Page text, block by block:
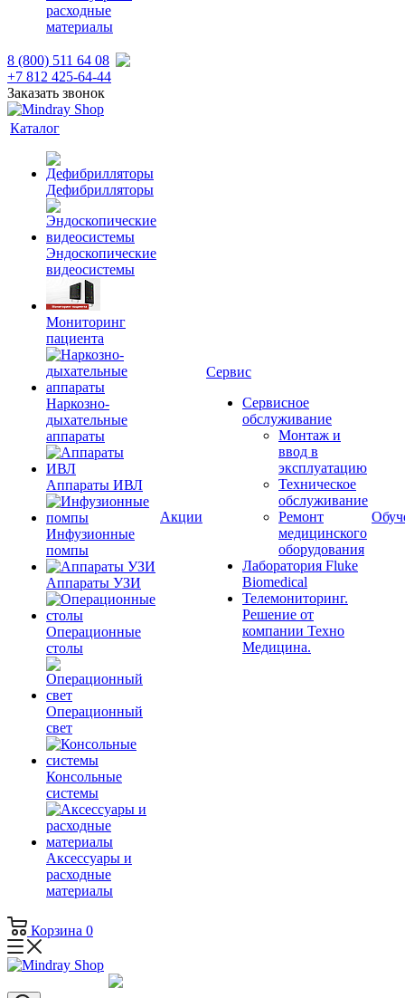
расходные
материалы
8 (800) 511 64 08
+7 812 425-64-44
Заказать звонок
Каталог
Дефибрилляторы
Эндоскопические
видеосистемы
Мониторинг
пациента
Наркозно-
дыхательные
аппараты
Аппараты ИВЛ
Инфузионные
помпы
Аппараты УЗИ
Операционные
столы
Операционный
свет
Консольные
системы
Аксессуары и
расходные
материалы
Акции
Сервис
Сервисное
обслуживание
Монтаж и
ввод в
эксплуатацию
Техническое
обслуживание
Ремонт
медицинского
оборудования
Лаборатория Fluke
Biomedical
Телемониторинг.
Решение от
компании Техно
Медицина.
Корзина 0